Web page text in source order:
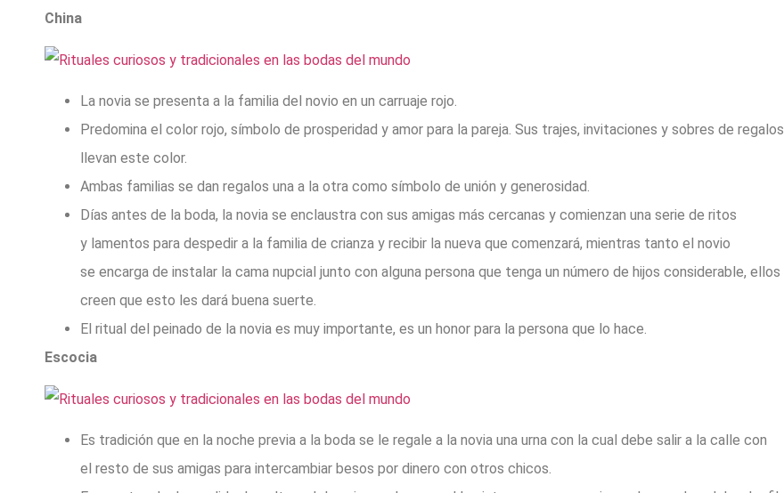
China
La novia se presenta a la familia del novio en un carruaje rojo.
Predomina el color rojo, símbolo de prosperidad y amor para la pareja. Sus trajes, invitaciones y sobres de regalos
llevan este color.
Ambas familias se dan regalos una a la otra como símbolo de unión y generosidad.
Días antes de la boda, la novia se enclaustra con sus amigas más cercanas y comienzan una serie de ritos
y lamentos para despedir a la familia de crianza y recibir la nueva que comenzará, mientras tanto el novio
se encarga de instalar la cama nupcial junto con alguna persona que tenga un número de hijos considerable, ellos
creen que esto les dará buena suerte.
El ritual del peinado de la novia es muy importante, es un honor para la persona que lo hace.
Escocia
Es tradición que en la noche previa a la boda se le regale a la novia una urna con la cual debe salir a la calle con
el resto de sus amigas para intercambiar besos por dinero con otros chicos.